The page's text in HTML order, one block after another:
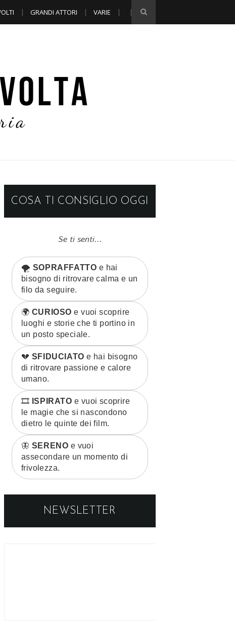
GRANDI ATTORI VARIE
COSA TI CONSIGLIO OGGI
Se ti senti...
🌪️ SOPRAFFATTO e hai
bisogno di ritrovare calma e un
filo da seguire.
🌍 CURIOSO e vuoi scoprire
luoghi e storie che ti portino in
un posto speciale.
💔 SFIDUCIATO e hai bisogno
di ritrovare passione e calore
umano.
🎞️ ISPIRATO e vuoi scoprire
le magie che si nascondono
dietro le quinte dei film.
🦋 SERENO e vuoi
assecondare un momento di
frivolezza.
NEWSLETTER